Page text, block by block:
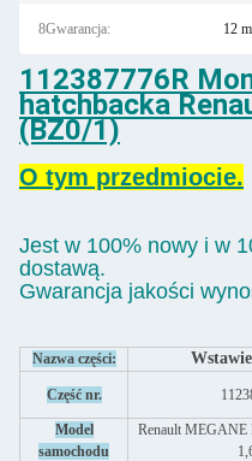
8Gwarancja: 12
112387776R
hatchbacka
(BZ0/1)
O tym przedmiocie.
Jest w 100% nowy i w
dostawą.
Gwarancja jakości
Nazwa części:
Część nr.
Model
samochodu
Renault MEGANE